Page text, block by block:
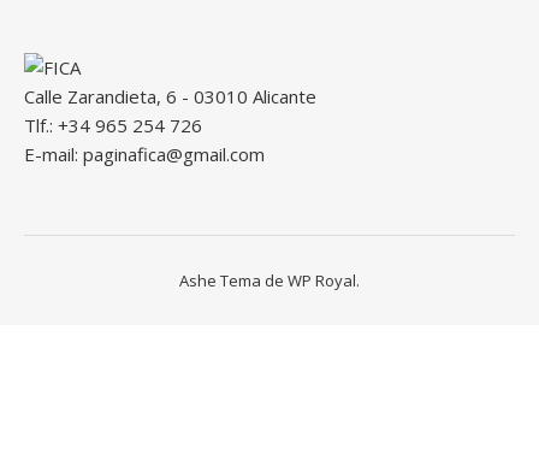
Calle Zarandieta, 6 - 03010 Alicante
Tlf.: +34 965 254 726
E-mail: paginafica@gmail.com
Ashe Tema de WP Royal.